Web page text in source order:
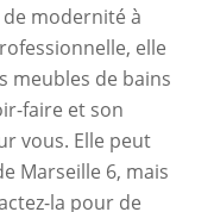
modernité à
elle
meubles de bains
faire et son
vous. Elle peut
Marseille 6, mais
la pour de